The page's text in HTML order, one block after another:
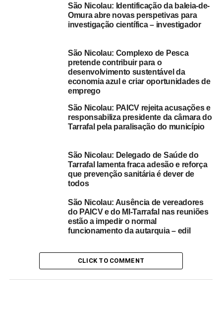
de São Nicolau (SUCLA) e a Câmara Municipal do
Tarrafal de São Nicolau que os apoiaram nesta
Por seu turno, Mário Soares, responsável pelo Pelouro do
Desporto realçou que a prova contou com seis ciclistas,
sendo dois de São Nicolau, um do Fogo e três da ilha
Segundo a mesma fonte, esta prova sofreu vários
percalços uma vez que estava agendada para o passado
19, a mesmas foi adiada e até ontem à noite ainda não se
tinha certeza da sua realização.
E, conforme explicou, esta situação gerou uma certa
influenciou nos resultados.
Neste momento estão por realizar ainda algumas
atletismo e outras modalidades que, afirmou, serão
realizadas assim que as condições climáticas permitirem.
São Nicolau: Identificação da baleia-de-
Omura abre novas perspetivas para
investigação científica – investigador
São Nicolau: Complexo de Pesca
pretende contribuir para o
desenvolvimento sustentável da
economia azul e criar oportunidades de
emprego
São Nicolau: PAICV rejeita acusações e
responsabiliza presidente da câmara do
Tarrafal pela paralisação do município
São Nicolau: Delegado de Saúde do
Tarrafal lamenta fraca adesão e reforça
que prevenção sanitária é dever de
todos
São Nicolau: Ausência de vereadores
do PAICV e do MI-Tarrafal nas reuniões
estão a impedir o normal
funcionamento da autarquia – edil
CLICK TO COMMENT